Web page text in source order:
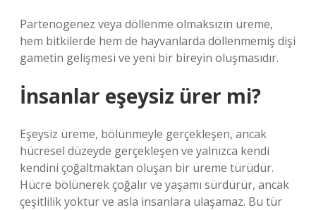
Partenogenez veya döllenme olmaksızın üreme,
hem bitkilerde hem de hayvanlarda döllenmemiş dişi
gametin gelişmesi ve yeni bir bireyin oluşmasıdır.
İnsanlar eşeysiz ürer mi?
Eşeysiz üreme, bölünmeyle gerçekleşen, ancak
hücresel düzeyde gerçekleşen ve yalnızca kendi
kendini çoğaltmaktan oluşan bir üreme türüdür.
Hücre bölünerek çoğalır ve yaşamı sürdürür, ancak
çeşitlilik yoktur ve asla insanlara ulaşamaz. Bu tür